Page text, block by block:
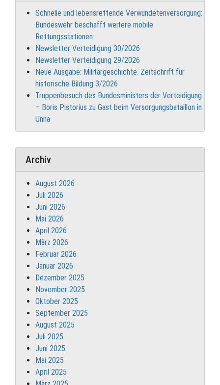
Schnelle und lebensrettende Verwundetenversorgung:
Bundeswehr beschafft weitere mobile
Rettungsstationen
Newsletter Verteidigung 30/2026
Newsletter Verteidigung 29/2026
Neue Ausgabe: Militärgeschichte. Zeitschrift für
historische Bildung 3/2026
Truppenbesuch des Bundesministers der Verteidigung
– Boris Pistorius zu Gast beim Versorgungsbataillon in
Unna
Archiv
August 2026
Juli 2026
Juni 2026
Mai 2026
April 2026
März 2026
Februar 2026
Januar 2026
Dezember 2025
November 2025
Oktober 2025
September 2025
August 2025
Juli 2025
Juni 2025
Mai 2025
April 2025